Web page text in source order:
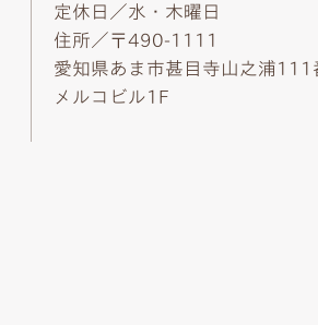
定休日／水・木曜日
住所／〒490-1111
愛知県あま市甚目寺山之浦111
メルコビル1F